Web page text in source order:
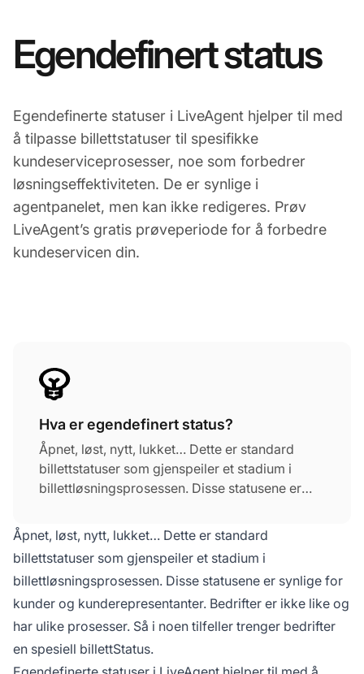
Egendefinert status
Egendefinerte statuser i LiveAgent hjelper til med
å tilpasse billettstatuser til spesifikke
kundeserviceprosesser, noe som forbedrer
løsningseffektiviteten. De er synlige i
agentpanelet, men kan ikke redigeres. Prøv
LiveAgent’s gratis prøveperiode for å forbedre
kundeservicen din.
Hva er egendefinert status?
Åpnet, løst, nytt, lukket… Dette er standard
billettstatuser som gjenspeiler et stadium i
billettløsningsprosessen. Disse statusene er
Bedrifter er ikke like og har ulike prosesser. Så i
noen tilfeller trenger bedrifter en spesiell
billettStatus.
Åpnet, løst, nytt, lukket… Dette er standard
billettstatuser som gjenspeiler et stadium i
billettløsningsprosessen. Disse statusene er synlige for
kunder og kunderepresentanter. Bedrifter er ikke like og
har ulike prosesser. Så i noen tilfeller trenger bedrifter
en spesiell billettStatus.